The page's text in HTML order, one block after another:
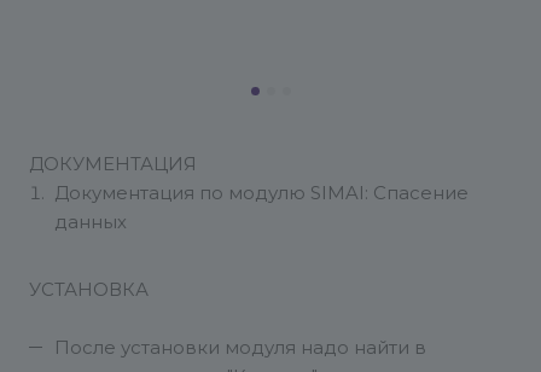
ДОКУМЕНТАЦИЯ
Документация по модулю SIMAI: Спасение
данных
УСТАНОВКА
После установки модуля надо найти в